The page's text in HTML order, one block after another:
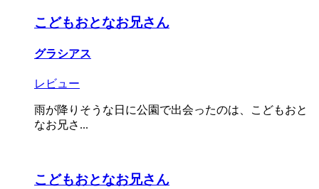
こどもおとなお兄さん
グラシアス
レビュー
雨が降りそうな日に公園で出会ったのは、こどもおと
なお兄さ...
こどもおとなお兄さん